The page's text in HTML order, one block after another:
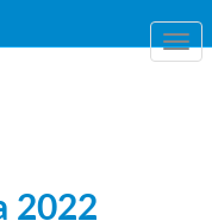
2022